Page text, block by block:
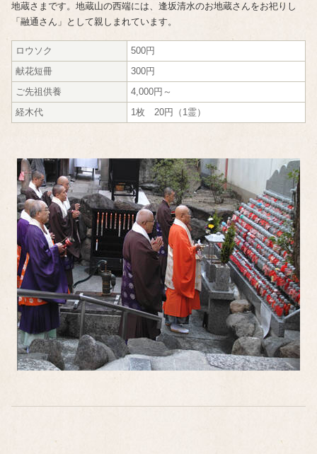
地蔵さまです。地蔵山の西端には、逢坂清水のお地蔵さんをお祀りし
「融通さん」として親しまれています。
ロウソク
500円
献花短冊
300円
ご先祖供養
4,000円～
経木代
1枚 20円（1霊）